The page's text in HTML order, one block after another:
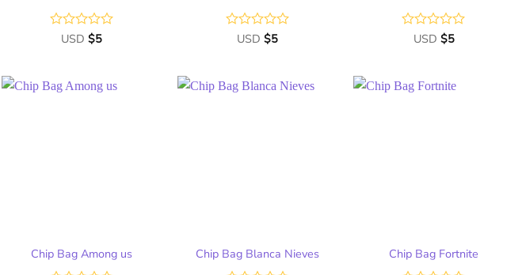
Valorado
5
USD$5
Valorado
5
USD$5
Valorado
5
USD $5
Chip Bag Among us Chip Bag Blanca Nieves Chip Bag Fortnite